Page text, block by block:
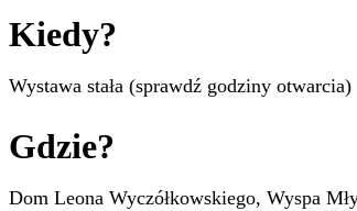
Kiedy?
Wystawa stała (sprawdź godziny otwarcia)
Gdzie?
Dom Leona Wyczółkowskiego, Wyspa